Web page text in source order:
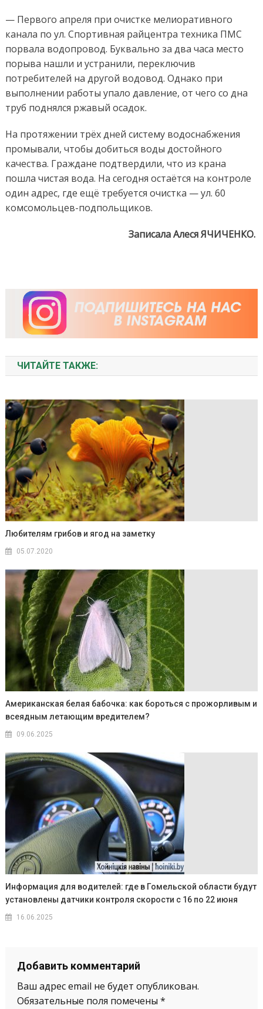
— Первого апреля при очистке мелиоративного
канала по ул. Спортивная райцентра техника ПМС
порвала водопровод. Буквально за два часа место
порыва нашли и устранили, переключив
потребителей на другой водовод. Однако при
выполнении работы упало давление, от чего со дна
труб поднялся ржавый осадок.
На протяжении трёх дней систему водоснабжения
промывали, чтобы добиться воды достойного
качества. Граждане подтвердили, что из крана
пошла чистая вода. На сегодня остаётся на контроле
один адрес, где ещё требуется очистка — ул. 60
комсомольцев-подпольщиков.
Записала Алеся ЯЧИЧЕНКО.
ЧИТАЙТЕ ТАКЖЕ:
Любителям грибов и ягод на заметку
05.07.2020
Американская белая бабочка: как бороться с прожорливым и
всеядным летающим вредителем?
09.06.2025
Информация для водителей: где в Гомельской области будут
установлены датчики контроля скорости с 16 по 22 июня
16.06.2025
Добавить комментарий
Ваш адрес email не будет опубликован.
Обязательные поля помечены *